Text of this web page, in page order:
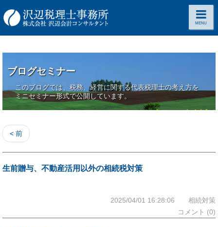
ブログセミナー
このブログでは、税務、経営に関する代表税理士の考え方を
ミニセミナー形式で公開しています。
< 前
生前贈与、不動産活用以外の相続税対策
2025/04/01 16:28:06 相続対策
コメント (0)
MENU